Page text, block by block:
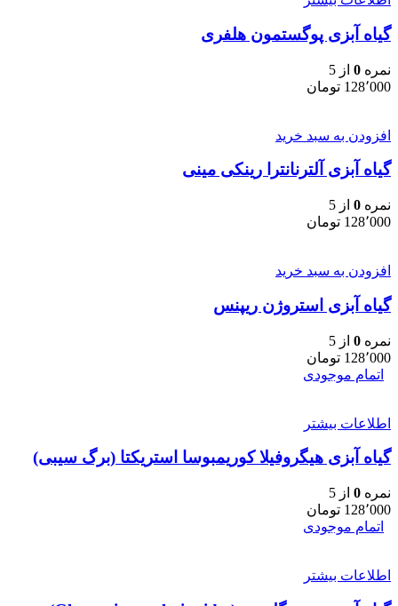
گیاه آبزی پوگستمون هلفری
نمره 0 از 5
128٬000 تومان
افزودن به سبد خرید
گیاه آبزی آلترنانترا رینکی مینی
نمره 0 از 5
128٬000 تومان
افزودن به سبد خرید
گیاه آبزی استروژن ریپنس
نمره 0 از 5
128٬000 تومان
اتمام موجودی
اطلاعات بیشتر
گیاه آبزی هیگروفیلا کوریمبوسا استریکتا (برگ سیبی)
نمره 0 از 5
128٬000 تومان
اتمام موجودی
اطلاعات بیشتر